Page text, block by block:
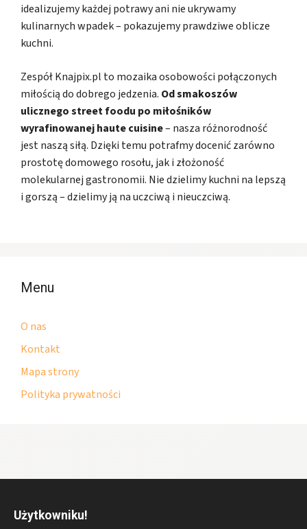
idealizujemy każdej potrawy ani nie ukrywamy
kulinarnych wpadek – pokazujemy prawdziwe oblicze
kuchni.
Zespół Knajpix.pl to mozaika osobowości połączonych
miłością do dobrego jedzenia. Od smakoszów
ulicznego street foodu po miłośników
wyrafinowanej haute cuisine– nasza różnorodność
jest naszą siłą. Dzięki temu potrafmy docenić zarówno
prostotę domowego rosołu, jak i złożoność
molekularnej gastronomii. Nie dzielimy kuchni na lepszą
i gorszą – dzielimy ją na uczciwą i nieuczciwą.
Menu
O nas
Kontakt
Mapa strony
Polityka prywatności
Użytkowniku!